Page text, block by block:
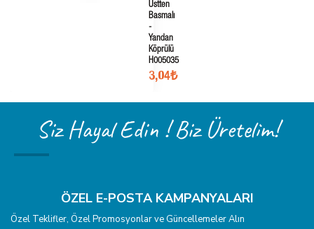
Üstten
Basmalı
-
Yandan
Köprülü
H005035
3,04₺
Siz Hayal Edin ! Biz Üretelim!
ÖZEL E-POSTA KAMPANYALARI
Özel Teklifler, Özel Promosyonlar ve Güncellemeler Alın